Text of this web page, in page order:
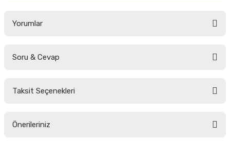
Yorumlar
Soru & Cevap
Taksit Seçenekleri
Önerileriniz